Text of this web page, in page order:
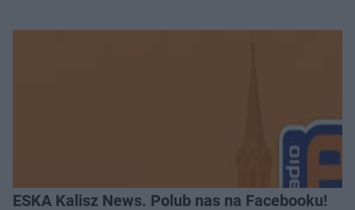
ESKA Kalisz News. Polub nas na Facebooku!